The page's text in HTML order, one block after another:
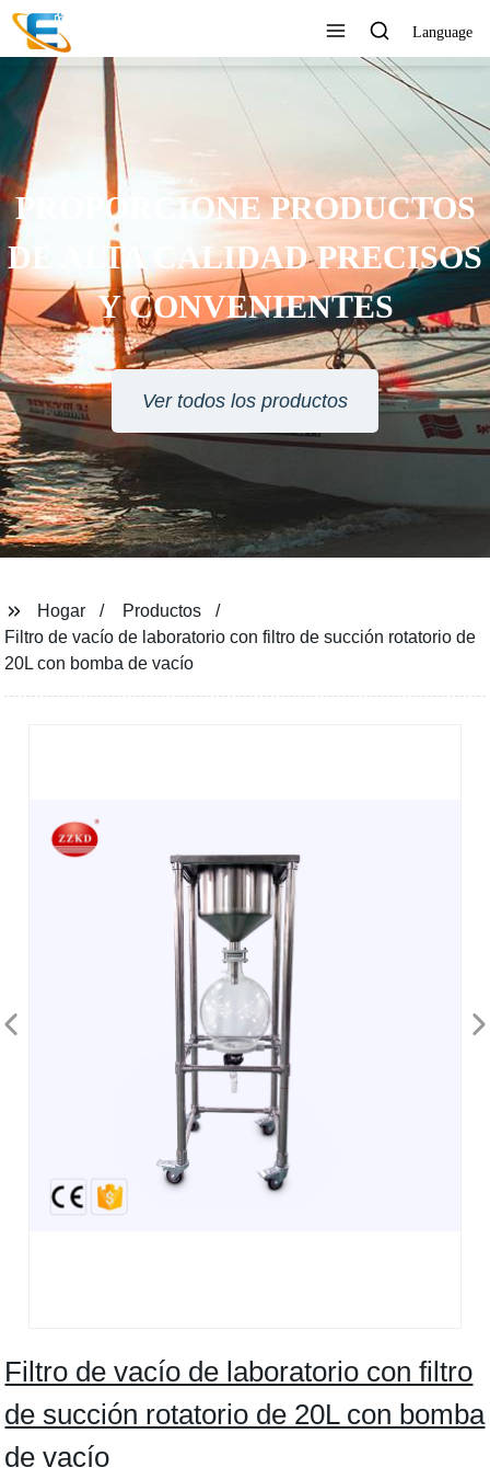
Language
Hogar
Productos
Filtro de vacío de laboratorio con filtro de succión rotatorio de
20L con bomba de vacío
Filtro de vacío de laboratorio con filtro
de succión rotatorio de 20L con bomba
de vacío